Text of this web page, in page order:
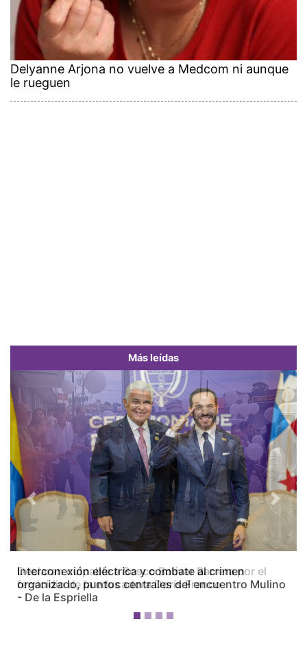
Delyanne Arjona no vuelve a Medcom ni aunque
le rueguen
Más leídas
Interconexión eléctrica y combate al crimen
organizado, puntos centrales del encuentro Mulino
- De la Espriella
Previous Next